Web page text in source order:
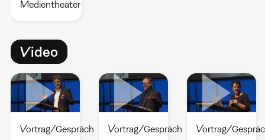
Medientheater
Video
Vortrag/Gespräch Vortrag/Gespräch Vortrag/